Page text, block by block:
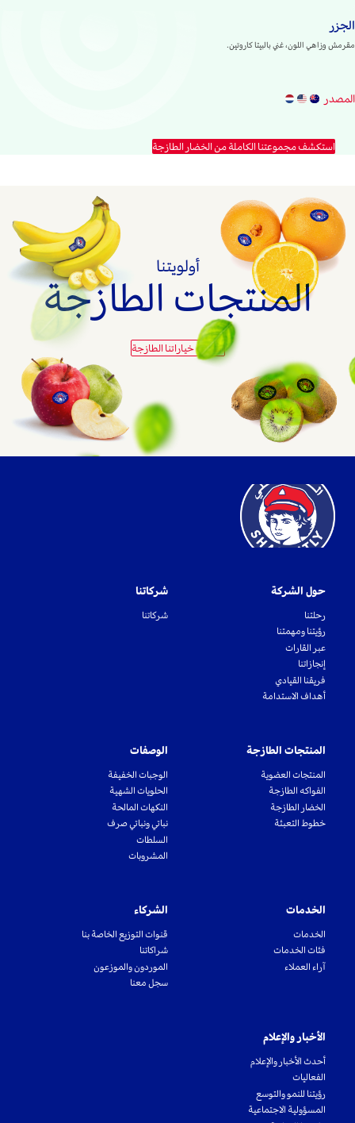
الجزر
مقرمش وزاهي اللون، غني بالبيتا كاروتين.
المصدر
استكشف مجموعتنا الكاملة من الخضار الطازجة
أولويتنا
المنتجات الطازجة
اكتشف خياراتنا الطازجة
حول الشركة
رحلتنا
رؤيتنا ومهمتنا
عبر القارات
إنجازاتنا
فريقنا القيادي
أهداف الاستدامة
شركاتنا
شركاتنا
المنتجات الطازجة
المنتجات العضوية
الفواكه الطازجة
الخضار الطازجة
خطوط التعبئة
الوصفات
الوجبات الخفيفة
الحلويات الشهية
النكهات المالحة
نباتي ونباتي صرف
السلطات
المشروبات
الخدمات
الخدمات
فئات الخدمات
آراء العملاء
الشركاء
قنوات التوزيع الخاصة بنا
شراكاتنا
الموردون والموزعون
سجل معنا
الأخبار والإعلام
أحدث الأخبار والإعلام
الفعاليات
رؤيتنا للنمو والتوسع
المسؤولية الاجتماعية